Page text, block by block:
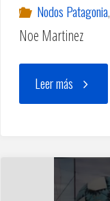
Nodos Patagonia,
Noe Martinez
Leer más"Noe